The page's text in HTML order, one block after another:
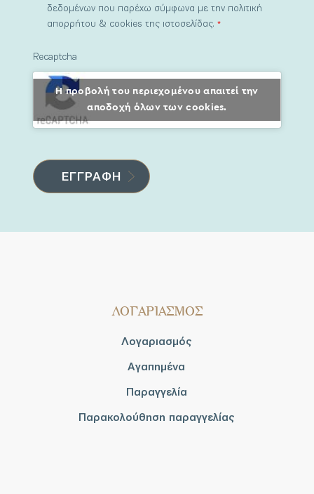
δεδομένων που παρέχω σύμφωνα με την πολιτική
απορρήτου & cookies της ιστοσελίδας.*
Recaptcha
Η προβολή του περιεχομένου απαιτεί την
αποδοχή όλων των cookies.
ΛΟΓΑΡΙΑΣΜΟΣ
Λογαριασμός
Αγαπημένα
Παραγγελία
Παρακολούθηση παραγγελίας